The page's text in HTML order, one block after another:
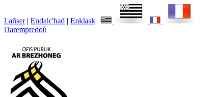
Lañser | Endalc'had | Enklask |
Darempredoù